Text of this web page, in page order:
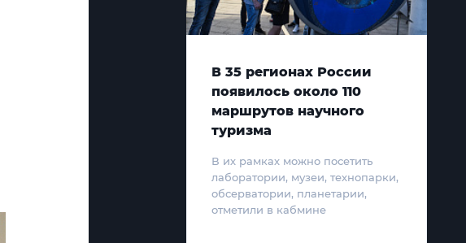
В 35 регионах России
появилось около 110
маршрутов научного
туризма
В их рамках можно посетить
лаборатории, музеи, технопарки,
обсерватории, планетарии,
отметили в кабмине